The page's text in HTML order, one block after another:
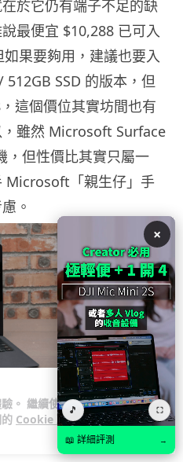
。 繼續使用
Cookie 政
於它仍有端子不足的缺
最便宜 $10,288 已可入
果要夠用，建議也要入
SSD 的版本，但
這個價位其實坊間也有
雖然 Microsoft Surface
，但性價比其實只屬一
Microsoft「親生仔」手
。
）
×
🎵 ⛶
📖 詳細評測 →